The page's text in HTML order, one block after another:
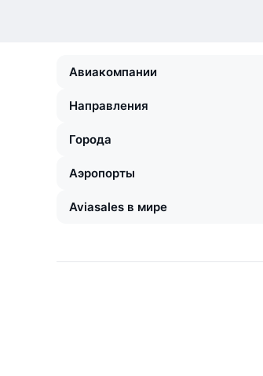
Авиакомпании
Направления
Города
Аэропорты
Aviasales в мире